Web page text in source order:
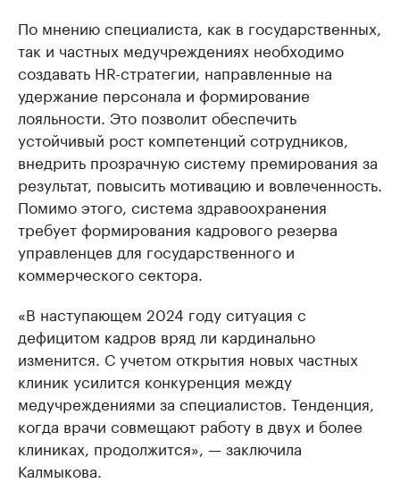
По мнению специалиста, как в государственных,
так и частных медучреждениях необходимо
создавать HR-стратегии, направленные на
удержание персонала и формирование
лояльности. Это позволит обеспечить
устойчивый рост компетенций сотрудников,
внедрить прозрачную систему премирования за
результат, повысить мотивацию и вовлеченность.
Помимо этого, система здравоохранения
требует формирования кадрового резерва
управленцев для государственного и
коммерческого сектора.
«В наступающем 2024 году ситуация с
дефицитом кадров вряд ли кардинально
изменится. С учетом открытия новых частных
клиник усилится конкуренция между
медучреждениями за специалистов. Тенденция,
когда врачи совмещают работу в двух и более
клиниках, продолжится», — заключила
Калмыкова.